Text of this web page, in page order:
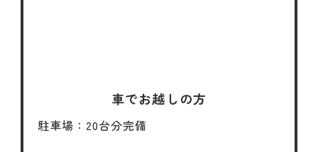
車でお越しの方
駐車場：20台分完備